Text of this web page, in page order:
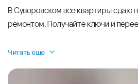
В Суворовском все квартиры
ремонтом. Получайте ключи и
Читать еще